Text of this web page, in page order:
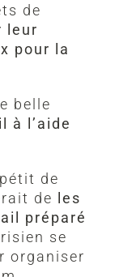
de
leur
pour la
belle
à l’aide
de
de les
préparé
se
organiser